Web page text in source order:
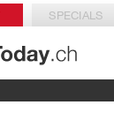
SPECIALS